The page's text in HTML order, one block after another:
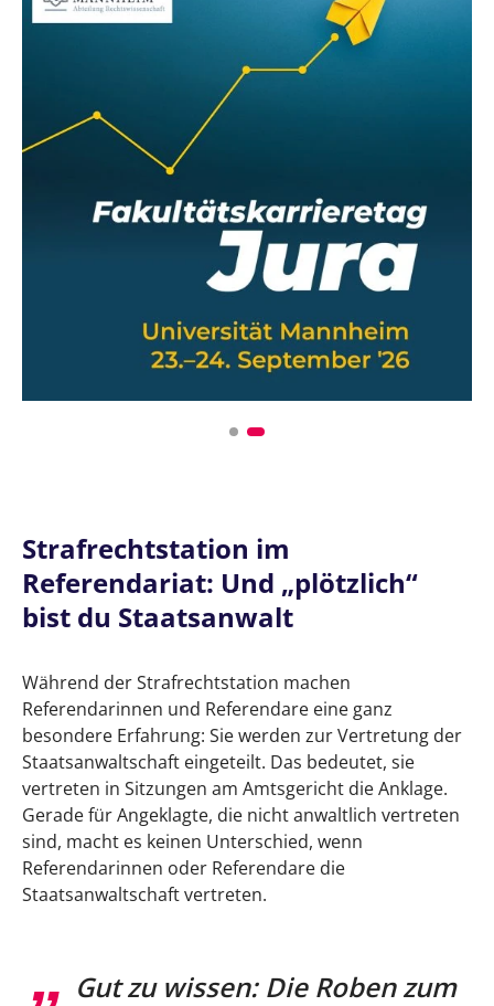
3. Rechtliche Würdigung
4. Strafzumessung
5. Antrag
Dein erster Einsatz im Sitzungsdienst der
Staatsanwaltschaft: Was du sonst noch wissen
musst
Wie oft macht man die
Was zieh‘ ich an?
Woran merkst du, dass eine
Zeugenaussage glaubhaft ist?
Strafrechtstation im
Referendariat: Und „plötzlich“
bist du Staatsanwalt
Während der Strafrechtstation machen
Referendarinnen und Referendare eine ganz
besondere Erfahrung: Sie werden zur Vertretung der
Staatsanwaltschaft eingeteilt. Das bedeutet, sie
vertreten in Sitzungen am Amtsgericht die Anklage.
Gerade für Angeklagte, die nicht anwaltlich vertreten
sind, macht es keinen Unterschied, wenn
Referendarinnen oder Referendare die
Staatsanwaltschaft vertreten.
Gut zu wissen: Die Roben zum